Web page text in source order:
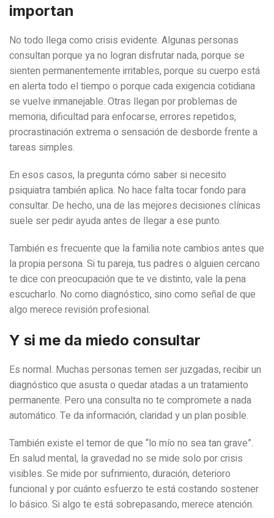
importan
No todo llega como crisis evidente. Algunas personas
consultan porque ya no logran disfrutar nada, porque se
sienten permanentemente irritables, porque su cuerpo está
en alerta todo el tiempo o porque cada exigencia cotidiana
se vuelve inmanejable. Otras llegan por problemas de
memoria, dificultad para enfocarse, errores repetidos,
procrastinación extrema o sensación de desborde frente a
tareas simples.
En esos casos, la pregunta cómo saber si necesito
psiquiatra también aplica. No hace falta tocar fondo para
consultar. De hecho, una de las mejores decisiones clínicas
suele ser pedir ayuda antes de llegar a ese punto.
También es frecuente que la familia note cambios antes que
la propia persona. Si tu pareja, tus padres o alguien cercano
te dice con preocupación que te ve distinto, vale la pena
escucharlo. No como diagnóstico, sino como señal de que
algo merece revisión profesional.
Y si me da miedo consultar
Es normal. Muchas personas temen ser juzgadas, recibir un
diagnóstico que asusta o quedar atadas a un tratamiento
permanente. Pero una consulta no te compromete a nada
automático. Te da información, claridad y un plan posible.
También existe el temor de que “lo mío no sea tan grave”.
En salud mental, la gravedad no se mide solo por crisis
visibles. Se mide por sufrimiento, duración, deterioro
funcional y por cuánto esfuerzo te está costando sostener
lo básico. Si algo te está sobrepasando, merece atención.